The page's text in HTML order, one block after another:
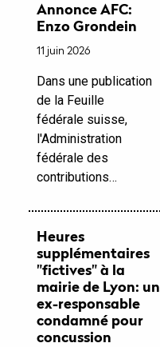
Annonce AFC:
Enzo Grondein
11 juin 2026
Dans une publication
de la Feuille
fédérale suisse,
l'Administration
fédérale des
contributions…
Heures
supplémentaires
"fictives" à la
mairie de Lyon: un
ex-responsable
condamné pour
concussion